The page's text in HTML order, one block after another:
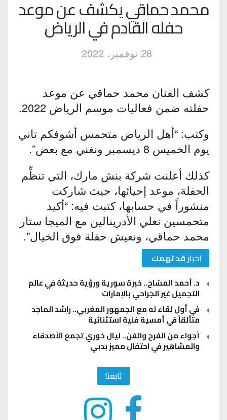
محمد حماقي يكشف عن موعد
حفله القادم في الرياض
28 نوفمبر، 2022
كشف الفنان محمد حماقي عن موعد
حفلته ضمن فعاليات موسم الرياض 2022.
وكتب: “أهل الرياض متحمس أشوفكم تاني
يوم الخميس 8 ديسمبر ونغني مع بعض”.
كذلك أعلنت شركة بنش مارك، التي تنظِّم
الحفلة، موعد إحيائها، حيث شاركت
منشوراً في حسابها، كتبت فيه: “أكيد
متحمسين نعلي الأدرينالين مع الميجا ستار
محمد حماقي، ونعيش حفلة فوق الخيال”.
اخبارقد تهمك
د. أحمد المسّاح.. خبرة سورية ورؤية حديثة في عالم
التجميل غير الجراحي بالإمارات
في أول لقاء له مع الجمهور المغربي.. راشد الماجد
متألقاً في أمسية فنية استثنائية
أجواء من الفرح والفن.. ليال خوري تجمع الأصدقاء
والمشاهير في احتفال مميز بدبي
تابعنا